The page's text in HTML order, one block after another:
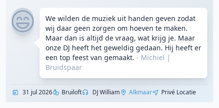
We wilden de muziek uit handen geven zodat
wij daar geen zorgen om hoeven te maken.
Maar dan is altijd de vraag, wat krijg je. Maar
onze DJ heeft het geweldig gedaan. Hij heeft er
een top feest van gemaakt. - Michiel |
Bruidspaar
31 jul 2026 Bruiloft DJ William Alkmaar Privé Locatie